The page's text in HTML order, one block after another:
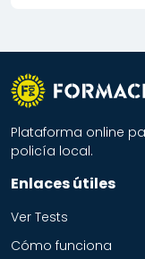
Plataforma online
policía local.
Enlaces útiles
Ver Tests
Cómo funciona